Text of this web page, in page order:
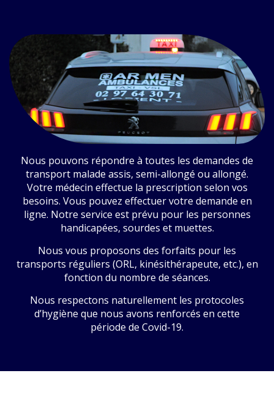
Nous pouvons répondre à toutes les demandes de
transport malade assis, semi-allongé ou allongé.
Votre médecin effectue la prescription selon vos
besoins. Vous pouvez effectuer votre demande en
ligne. Notre service est prévu pour les personnes
handicapées, sourdes et muettes.
Nous vous proposons des forfaits pour les
transports réguliers (ORL, kinésithérapeute, etc.), en
fonction du nombre de séances.
Nous respectons naturellement les protocoles
d’hygiène que nous avons renforcés en cette
période de Covid-19.